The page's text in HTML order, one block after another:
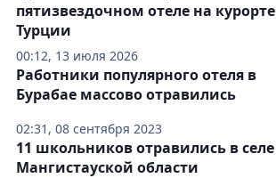
00:12, 13 июля 2026
пятизвездочном отеле на курорте
Турции
02:31, 08 сентября 2023
Работники популярного отеля в
Бурабае массово отравились
11 школьников отравились в селе
Мангистауской области